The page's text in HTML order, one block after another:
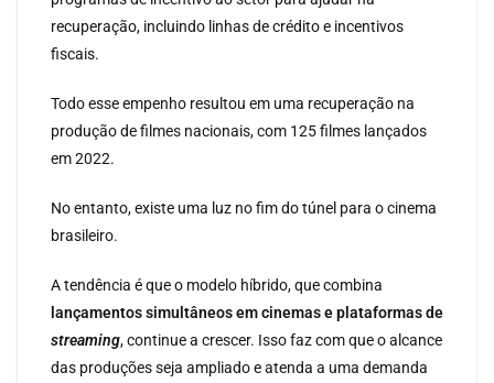
recuperação, incluindo linhas de crédito e incentivos
fiscais.
Todo esse empenho resultou em uma recuperação na
produção de filmes nacionais, com 125 filmes lançados
em 2022.
No entanto, existe uma luz no fim do túnel para o cinema
brasileiro.
A tendência é que o modelo híbrido, que combina
lançamentos simultâneos em cinemas e plataformas de
streaming, continue a crescer. Isso faz com que o alcance
das produções seja ampliado e atenda a uma demanda